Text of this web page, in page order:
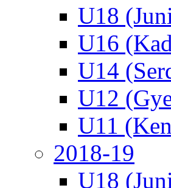
U18
U16
U14
U12
U11
2018-19
U18